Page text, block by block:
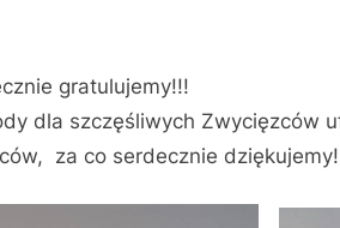
gratulujemy!!!
dla szczęśliwych Zwycięzców
za co serdecznie dziękujemy!